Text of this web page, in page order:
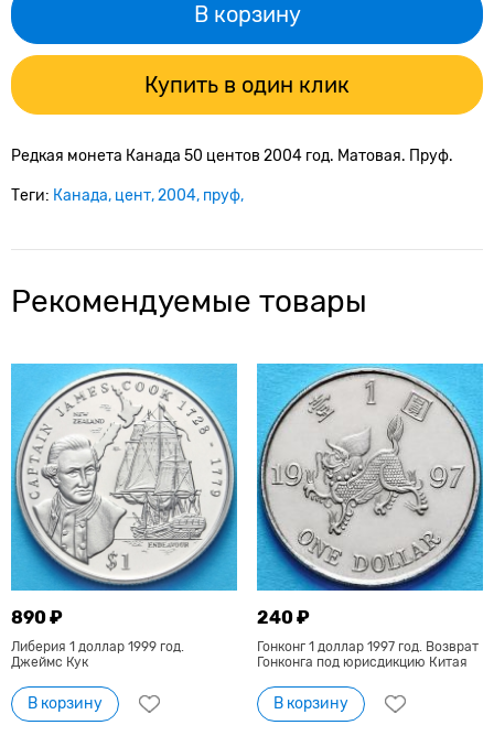
В корзину
Купить в один клик
Редкая монета Канада 50 центов 2004 год. Матовая. Пруф.
Теги: Канада цент 2004 пруф
Рекомендуемые товары
890 ₽
Либерия 1 доллар 1999 год.
Джеймс Кук
В корзину
240 ₽
Гонконг 1 доллар 1997 год. Возврат
Гонконга под юрисдикцию Китая
В корзину